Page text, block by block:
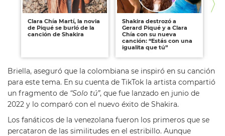
Clara Chía Martí, la novia
de Piqué se burló de la
canción de Shakira
Shakira destrozó a
Gerard Piqué y a Clara
Chía con su nueva
canción: “Estás con una
igualita que tú”
Briella, aseguró que la colombiana se inspiró en su canción
para este tema. En su cuenta de TikTok la artista compartió
un fragmento de “Solo tú”, que fue lanzado en junio de
2022 y lo comparó con el nuevo éxito de Shakira.
Los fanáticos de la venezolana fueron los primeros que se
percataron de las similitudes en el estribillo. Aunque